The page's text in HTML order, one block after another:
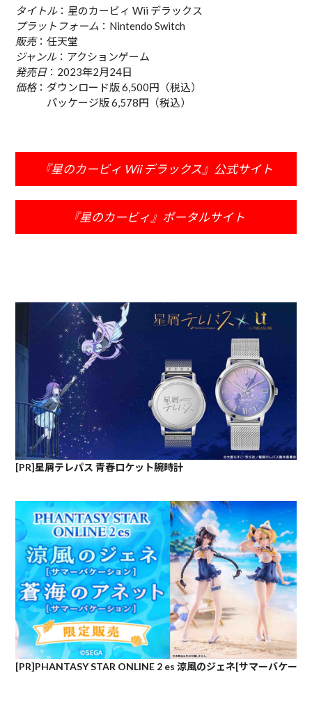
タイトル：星のカービィ Wii デラックス
プラットフォーム ：Nintendo Switch
販売：任天堂
ジャンル：アクションゲーム
発売日：2023年2月24日
価格：ダウンロード版 6,500円（税込）
パッケージ版 6,578円（税込）
『星のカービィ Wii デラックス』公式サイト
『星のカービィ』ポータルサイト
[PR]星屑テレパス 青春ロケット腕時計
[PR]PHANTASY STAR ONLINE 2 es 涼風のジェネ[サマーバケー